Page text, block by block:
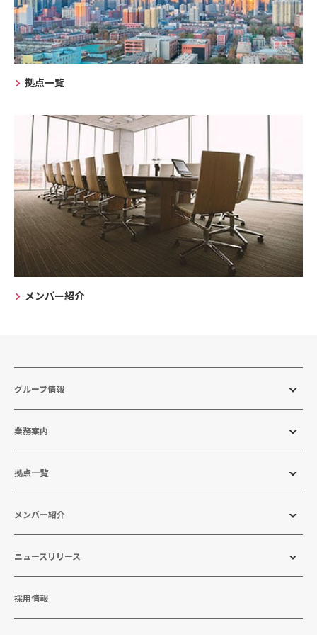
拠点一覧
メンバー紹介
グループ情報
業務案内
拠点一覧
メンバー紹介
ニュースリリース
採用情報